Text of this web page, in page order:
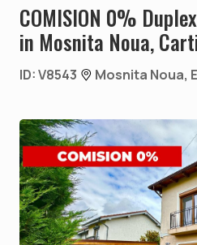
COMISION 0%
in Mosnita Noua,
ID: V8543 Mosnita Noua,